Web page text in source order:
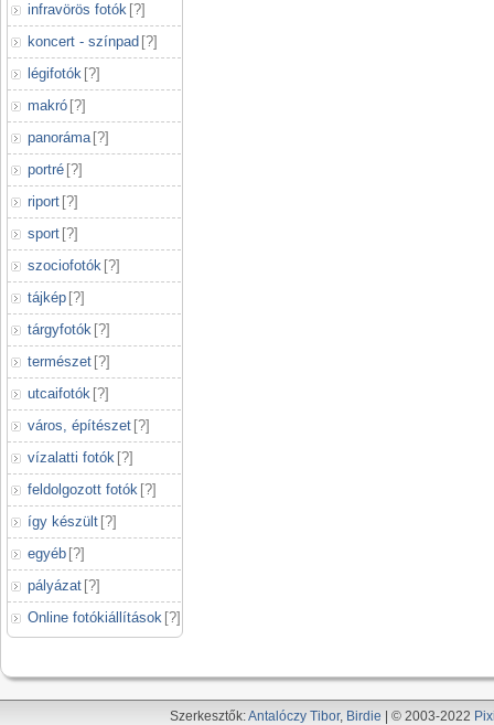
infravörös fotók [?]
koncert - színpad [?]
légifotók [?]
makró [?]
panoráma [?]
portré [?]
riport [?]
sport [?]
szociofotók [?]
tájkép [?]
tárgyfotók [?]
természet [?]
utcaifotók [?]
város, építészet [?]
vízalatti fotók [?]
feldolgozott fotók [?]
így készült [?]
egyéb [?]
pályázat [?]
Online fotókiállítások [?]
Szerkesztők:Antalóczy Tibor, Birdie | © 2003-2022